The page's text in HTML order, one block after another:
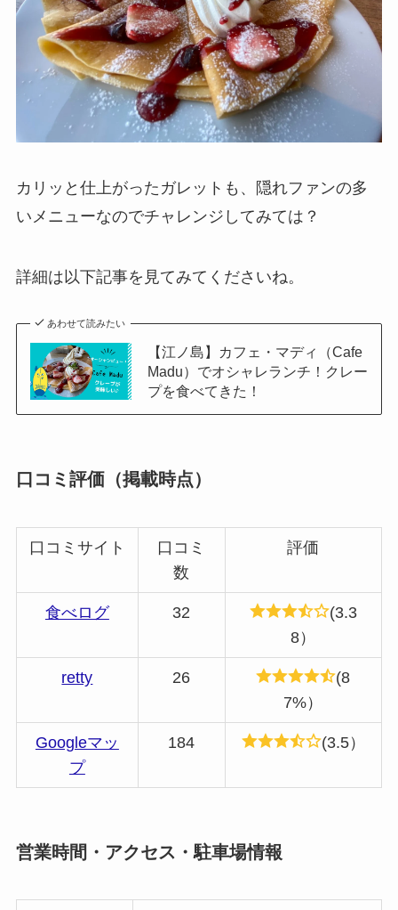
カリッと仕上がったガレットも、隠れファンの多
いメニューなのでチャレンジしてみては？
詳細は以下記事を見てみてくださいね。
あわせて読みたい
【江ノ島】カフェ・マディ（Cafe
Madu）でオシャレランチ！クレー
プを食べてきた！
口コミ評価（掲載時点）
口コミサイト
口コミ
数
評価
食べログ 32
(3.3
8）
retty 26
(8
7%）
Googleマッ
プ
184 (3.5）
営業時間・アクセス・駐車場情報